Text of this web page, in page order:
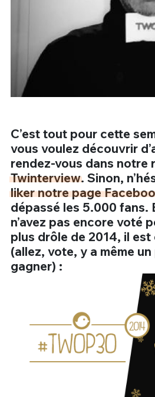
C’est tout pour cette
vous voulez découvrir
rendez-vous dans notre
Twinterview. Sinon,
liker notre page
dépassé les 5.000 fans.
n’avez pas encore voté
plus drôle de 2014, il
(allez, vote, y a même
gagner) :